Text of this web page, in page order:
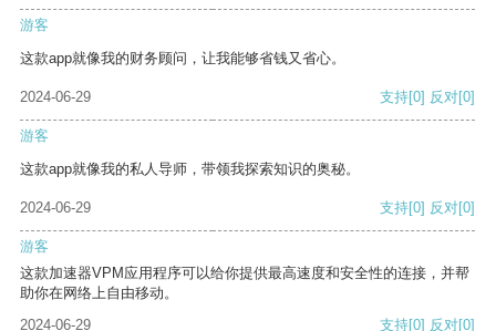
游客
这款app就像我的财务顾问，让我能够省钱又省心。
2024-06-29 支持[0] 反对[0]
游客
这款app就像我的私人导师，带领我探索知识的奥秘。
2024-06-29 支持[0] 反对[0]
游客
这款加速器VPM应用程序可以给你提供最高速度和安全性的连接，并帮
助你在网络上自由移动。
2024-06-29
支持[0] 反对[0]